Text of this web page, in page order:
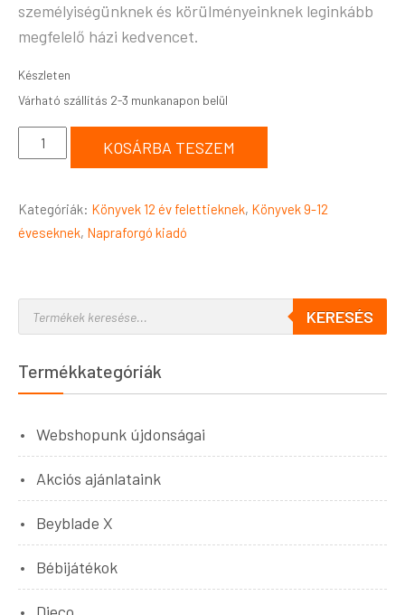
személyiségünknek és körülményeinknek leginkább
megfelelő házi kedvencet.
Készleten
KOSÁRBA TESZEM
Kategóriák: Könyvek 12 év felettieknek, Könyvek 9-12
éveseknek, Napraforgó kiadó
KERESÉS
Termékkategóriák
Webshopunk újdonságai
Akciós ajánlataink
Beyblade X
Bébijátékok